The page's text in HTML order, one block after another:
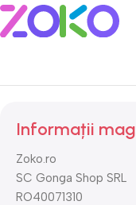
Informații
Zoko.ro
SC Gonga Shop SRL
RO40071310